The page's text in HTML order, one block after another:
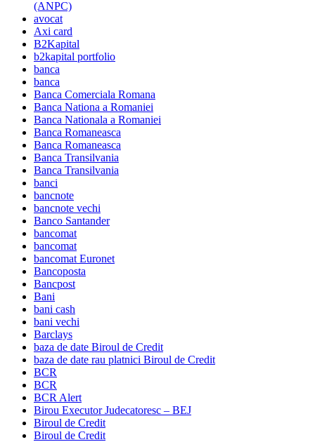
(ANPC)
avocat
Axi card
B2Kapital
b2kapital portfolio
banca
banca
Banca Comerciala Romana
Banca Nationa a Romaniei
Banca Nationala a Romaniei
Banca Romaneasca
Banca Romaneasca
Banca Transilvania
Banca Transilvania
banci
bancnote
bancnote vechi
Banco Santander
bancomat
bancomat
bancomat Euronet
Bancoposta
Bancpost
Bani
bani cash
bani vechi
Barclays
baza de date Biroul de Credit
baza de date rau platnici Biroul de Credit
BCR
BCR
BCR Alert
Birou Executor Judecatoresc – BEJ
Biroul de Credit
Biroul de Credit